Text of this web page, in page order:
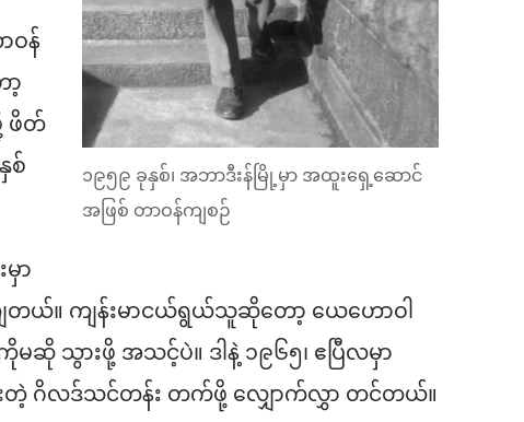
၁၉၅၉ ခုနှစ်၊ အဘာဒီးန်မြို့မှာ အထူးရှေ့ဆောင်
အဖြစ် တာဝန်ကျစဉ်
ဝန်
ဖိတ်
စ်
ာ
ယ်။ ကျန်းမာငယ်ရွယ်သူဆိုတော့ ယေဟောဝါ
သွားဖို့ အသင့်ပဲ။ ဒါနဲ့ ၁၉၆၅၊ ဧပြီလမှာ
တဲ့ ဂိလဒ်သင်တန်း တက်ဖို့ လျှောက်လွှာ တင်တယ်။